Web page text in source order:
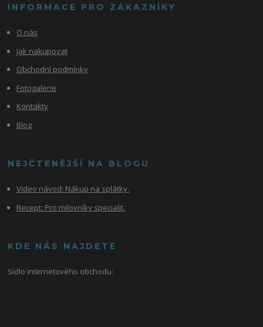
INFORMACE PRO ZÁKAZNÍKY
O nás
Jak nakupovat
Obchodní podmínky
Fotogalerie
Kontakty
Blog
NEJČTENĚJŠÍ NA BLOGU
Video návod: Nákup na splátky.
Recept: Pro milovníky specialit.
KDE NÁS NAJDETE
Sídlo internetového obchodu: